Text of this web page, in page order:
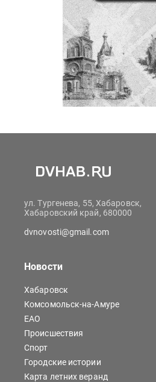
ул. Тургенева, 55, Хабаровск,
Хабаровский край, 680000
dvnovosti@gmail.com
Новости
Хабаровск
Комсомольск-на-Амуре
ЕАО
Происшествия
Спорт
Городские истории
Карта летних веранд